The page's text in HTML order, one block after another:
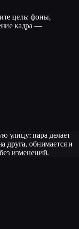
цель: фоны,
кадра —
улицу: пара делает
друга, обнимается и
изменений.